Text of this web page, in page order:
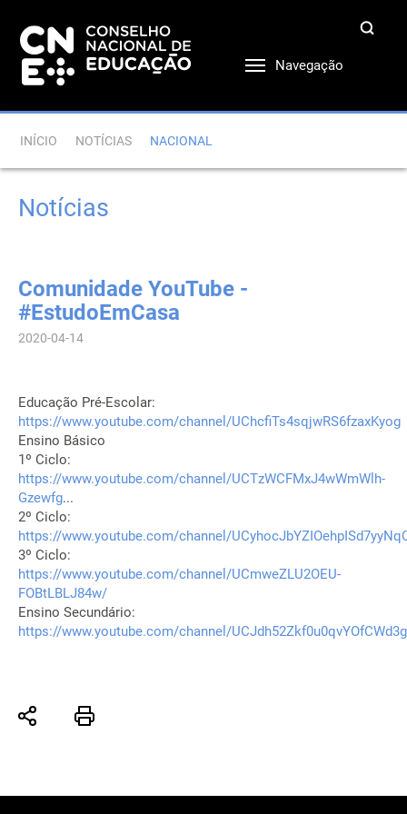
Navegação
INÍCIO NOTÍCIAS NACIONAL
Notícias
Comunidade YouTube -
#EstudoEmCasa
2020-04-14
Educação Pré-Escolar:
https://www.youtube.com/channel/UChcfiTs4sqjwRS6fzaxKyog
Ensino Básico
1º Ciclo:
https://www.youtube.com/channel/UCTzWCFMxJ4wWmWlh-
Gzewfg...
2º Ciclo:
https://www.youtube.com/channel/
3º Ciclo:
https://www.youtube.com/channel/UCmweZLU2OEU-
FOBtLBLJ84w/
Ensino Secundário:
https://www.youtube.com/channel/